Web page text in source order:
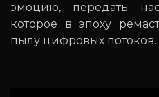
эмоцию, передать
которое в эпоху
пылу цифровых потоков.